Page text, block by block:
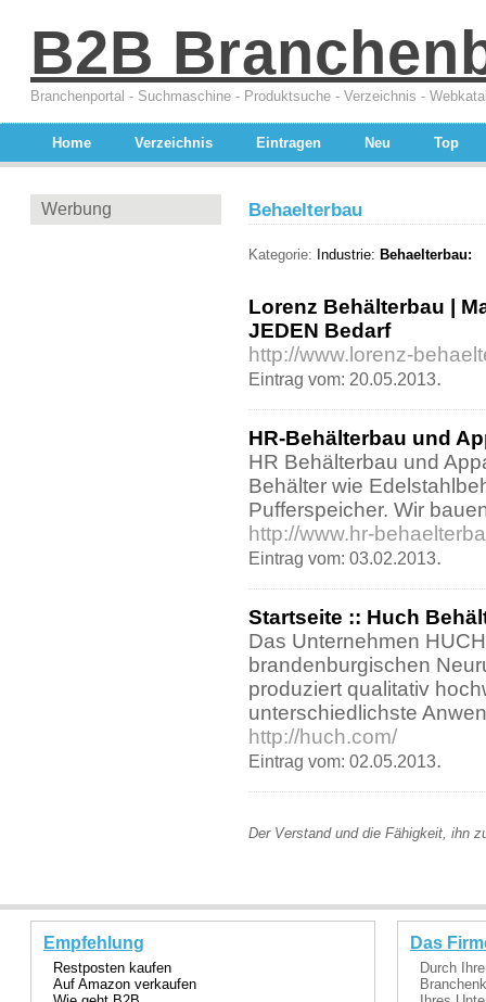
B2B
Branchenportal - Suchmaschine - Produktsuche - Verzeichnis -
Home Verzeichnis Eintragen Neu Top
Werbung Behaelterbau
Kategorie: Industrie: Behaelterbau:
Lorenz Behälterbau |
JEDEN Bedarf
http://www.lorenz-
Eintrag vom: 20.05.2013.
HR-Behälterbau und
HR Behälterbau und
Behälter wie
Pufferspeicher. Wir
http://www.hr-
Eintrag vom: 03.02.2013.
Startseite :: Huch
Das Unternehmen
brandenburgischen
produziert qualitativ
unterschiedlichste
http://huch.com/
Eintrag vom: 02.05.2013.
Der Verstand und die Fähigkeit, ihn
Empfehlung
Restposten kaufen
Auf Amazon verkaufen
Das
Durch